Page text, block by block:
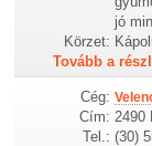
jó
Körzet:
Tovább a
Cég:
Cím: 2490
Tel.: (30)